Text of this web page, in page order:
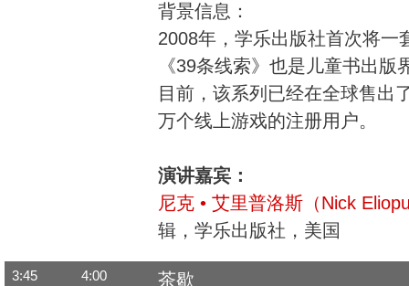
背景信息：
2008年，学乐出版社首次将一
《39条线索》也是儿童书出
目前，该系列已经在全球售出
万个线上游戏的注册用户。
演讲嘉宾：
尼克 • 艾里普洛斯（Nick
辑，学乐出版社，美国
3:45 4:00 茶歇